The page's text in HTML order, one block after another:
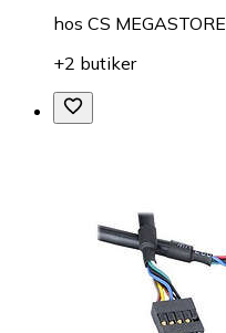
hos CS MEGASTORE
+2 butiker